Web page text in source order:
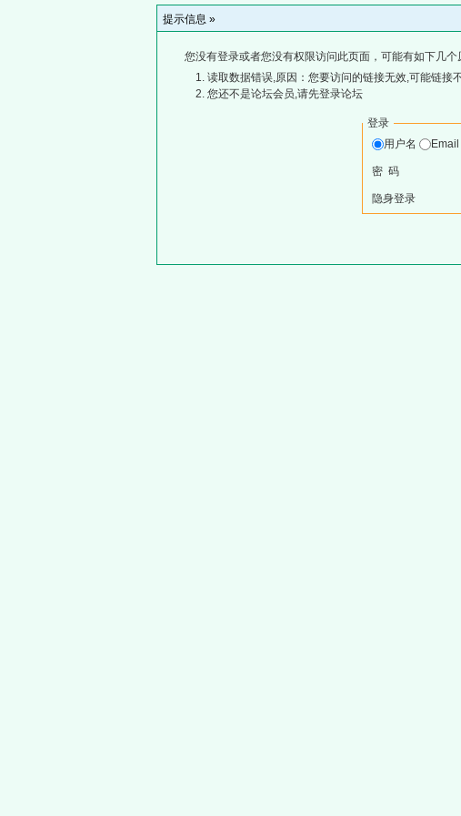
提示信息 »
您没有登录或者您没有权限访问此页面，可能有如下几个
读取数据错误,原因：您要访问的链接无效,可能链接
您还不是论坛会员,请先登录论坛
登录
用户名
Email
密 码
隐身登录